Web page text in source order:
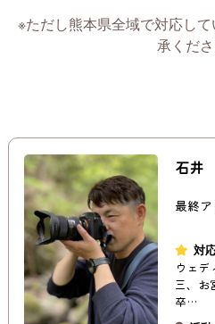
※ただし熊本県全域で対応し
承くださ
石井
最終
対
ウェ
三、お
卒…